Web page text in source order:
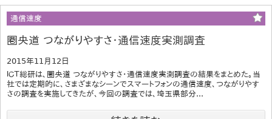
通信速度
圏央道 つながりやすさ・通信速度実測調査
2015年11月12日
ＩＣＴ総研は、圏央道 つながりやすさ・通信速度実測調査の結果をまとめた。当
社では定期的に、さまざまなシーンでスマートフォンの通信速度、つながりやす
さの調査を実施してきたが、今回の調査では、埼玉県部分...